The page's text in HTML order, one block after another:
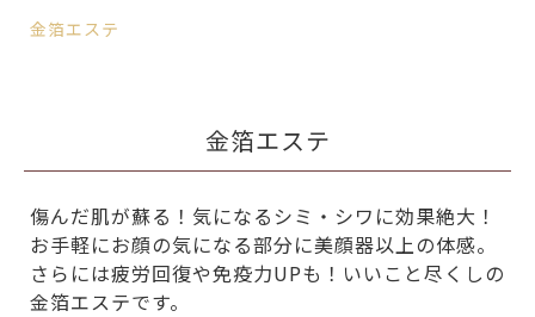
金箔エステ
金箔エステ
傷んだ肌が蘇る！気になるシミ・シワに効果絶大！
お手軽にお顔の気になる部分に美顔器以上の体感。
さらには疲労回復や免疫力UPも！いいこと尽くしの
金箔エステです。